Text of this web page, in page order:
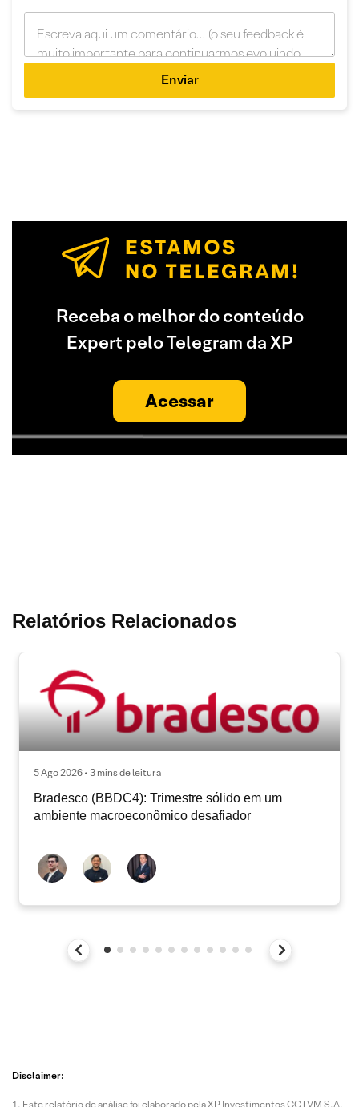
Enviar
Receba o melhor do conteúdo
Expert pelo Telegram da XP
Acessar
Relatórios Relacionados
5 Ago 2026 • 3 mins de leitura
Bradesco (BBDC4): Trimestre sólido em um
ambiente macroeconômico desafiador
Disclaimer:
Este relatório de análise foi elaborado pela XP Investimentos CCTVM S.A.